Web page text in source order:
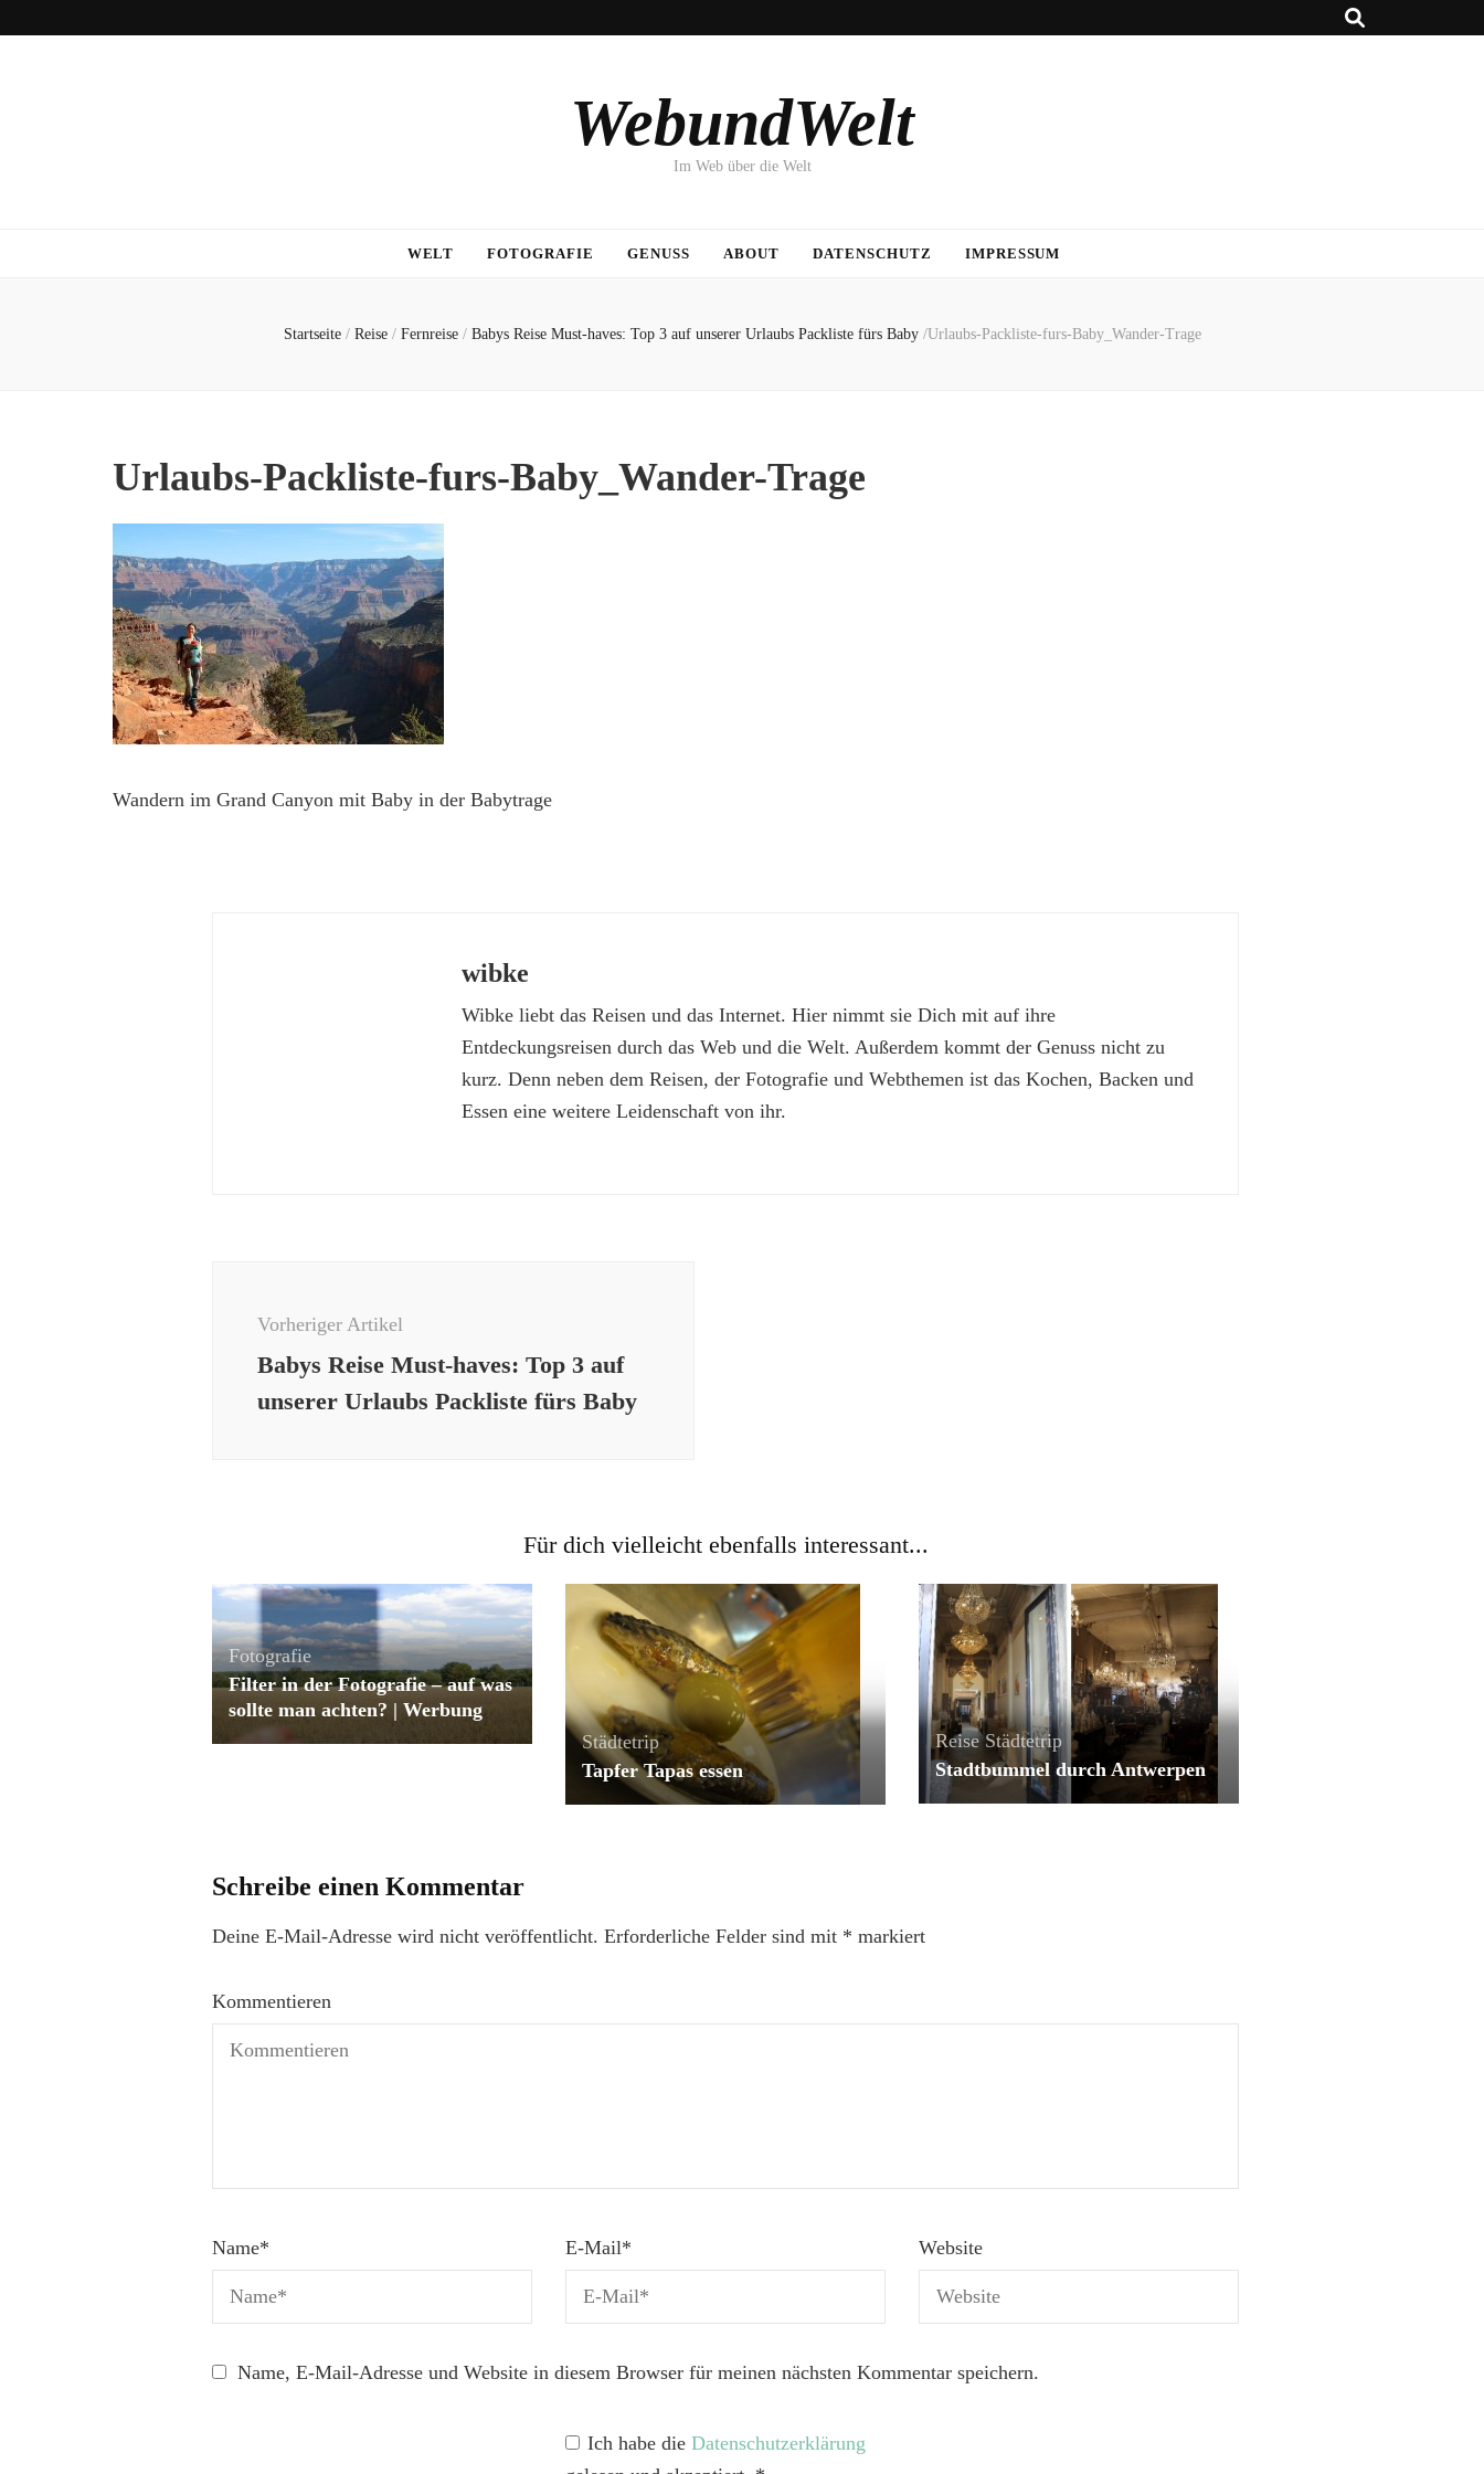
WebundWelt
Im Web über die Welt
WELT FOTOGRAFIE GENUSS ABOUT DATENSCHUTZ IMPRESSUM
Startseite / Reise / Fernreise / Babys Reise Must-haves: Top 3 auf unserer Urlaubs Packliste fürs Baby /Urlaubs-Packliste-furs-Baby_Wander-Trage
Urlaubs-Packliste-furs-Baby_Wander-Trage
Wandern im Grand Canyon mit Baby in der Babytrage
wibke
Wibke liebt das Reisen und das Internet. Hier nimmt sie Dich mit auf ihre
Entdeckungsreisen durch das Web und die Welt. Außerdem kommt der Genuss nicht zu
kurz. Denn neben dem Reisen, der Fotografie und Webthemen ist das Kochen, Backen und
Essen eine weitere Leidenschaft von ihr.
Vorheriger Artikel
Babys Reise Must-haves: Top 3 auf
unserer Urlaubs Packliste fürs Baby
Für dich vielleicht ebenfalls interessant...
Fotografie
Filter in der Fotografie – auf was
sollte man achten? | Werbung
Städtetrip
Tapfer Tapas essen
Reise Städtetrip
Stadtbummel durch Antwerpen
Schreibe einen Kommentar
Deine E-Mail-Adresse wird nicht veröffentlicht. Erforderliche Felder sind mit * markiert
Kommentieren
Name* E-Mail* Website
Name, E-Mail-Adresse und Website in diesem Browser für meinen nächsten Kommentar speichern.
Ich habe die Datenschutzerklärung